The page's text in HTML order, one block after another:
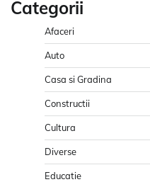
Categorii
Afaceri
Auto
Casa si Gradina
Constructii
Cultura
Diverse
Educatie